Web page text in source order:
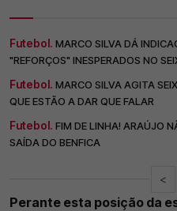
Futebol. MARCO SILVA DÁ
"REFORÇOS" INESPERADOS NO
Futebol. MARCO SILVA AGITA
QUE ESTÃO A DAR QUE FALAR
Futebol. FIM DE LINHA! ARAÚJO
SAÍDA DO BENFICA
<
Perante esta posição da